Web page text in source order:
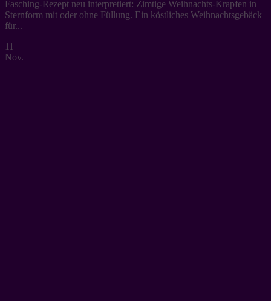
Fasching-Rezept neu interpretiert: Zimtige Weihnachts-Krapfen in
Sternform mit oder ohne Füllung. Ein köstliches Weihnachtsgebäck
für...
11
Nov.